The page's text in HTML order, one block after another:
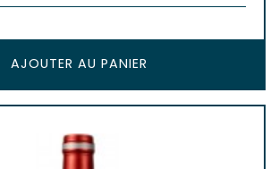
AJOUTER AU PANIER